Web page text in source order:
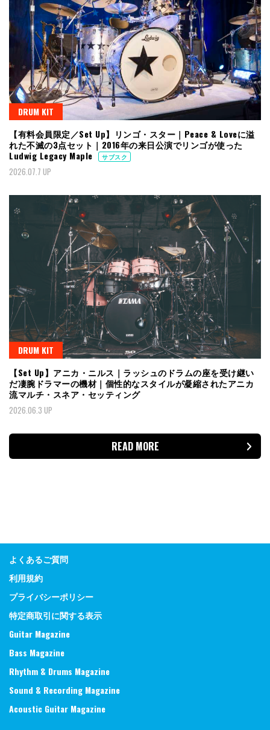
DRUM KIT
【有料会員限定／Set Up】リンゴ・スター｜Peace & Loveに溢
れた不滅の3点セット｜2016年の来日公演でリンゴが使った
Ludwig Legacy Maple
サブスク
2026.07.7 UP
DRUM KIT
【Set Up】アニカ・ニルス｜ラッシュのドラムの座を受け継い
だ凄腕ドラマーの機材｜個性的なスタイルが凝縮されたアニカ
流マルチ・スネア・セッティング
2026.06.3 UP
READ MORE
よくあるご質問
利用規約
プライバシーポリシー
特定商取引に関する表示
Guitar Magazine
Bass Magazine
Rhythm & Drums Magazine
Sound & Recording Magazine
Acoustic Guitar Magazine